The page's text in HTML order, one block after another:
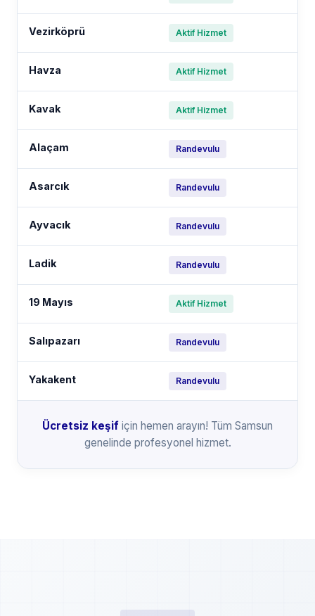
Vezirköprü Aktif Hizmet
Havza Aktif Hizmet
Kavak Aktif Hizmet
Alaçam Randevulu
Asarcık Randevulu
Ayvacık Randevulu
Ladik Randevulu
19 Mayıs Aktif Hizmet
Salıpazarı Randevulu
Yakakent Randevulu
Ücretsiz keşif için hemen arayın! Tüm Samsun
genelinde profesyonel hizmet.